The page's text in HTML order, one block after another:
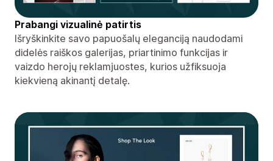
Prabangi vizualinė patirtis
Išryškinkite savo papuošalų eleganciją naudodami
didelės raiškos galerijas, priartinimo funkcijas ir
vaizdo herojų reklamjuostes, kurios užfiksuoja
kiekvieną akinantį detalę.